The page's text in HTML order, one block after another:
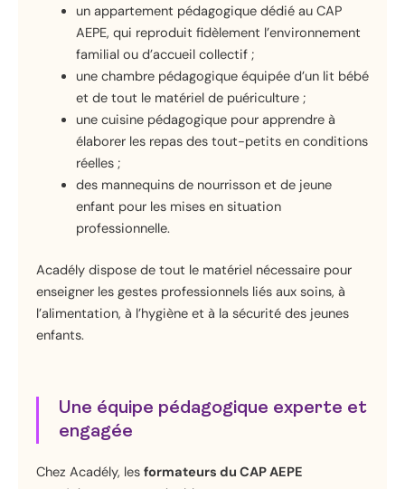
un appartement pédagogique dédié au CAP
AEPE, qui reproduit fidèlement l’environnement
familial ou d’accueil collectif ;
une chambre pédagogique équipée d’un lit bébé
et de tout le matériel de puériculture ;
une cuisine pédagogique pour apprendre à
élaborer les repas des tout-petits en conditions
réelles ;
des mannequins de nourrisson et de jeune
enfant pour les mises en situation
professionnelle.
Acadély dispose de tout le matériel nécessaire pour
enseigner les gestes professionnels liés aux soins, à
l’alimentation, à l’hygiène et à la sécurité des jeunes
enfants.
Une équipe pédagogique experte et
engagée
Chez Acadély, les formateurs du CAP AEPE